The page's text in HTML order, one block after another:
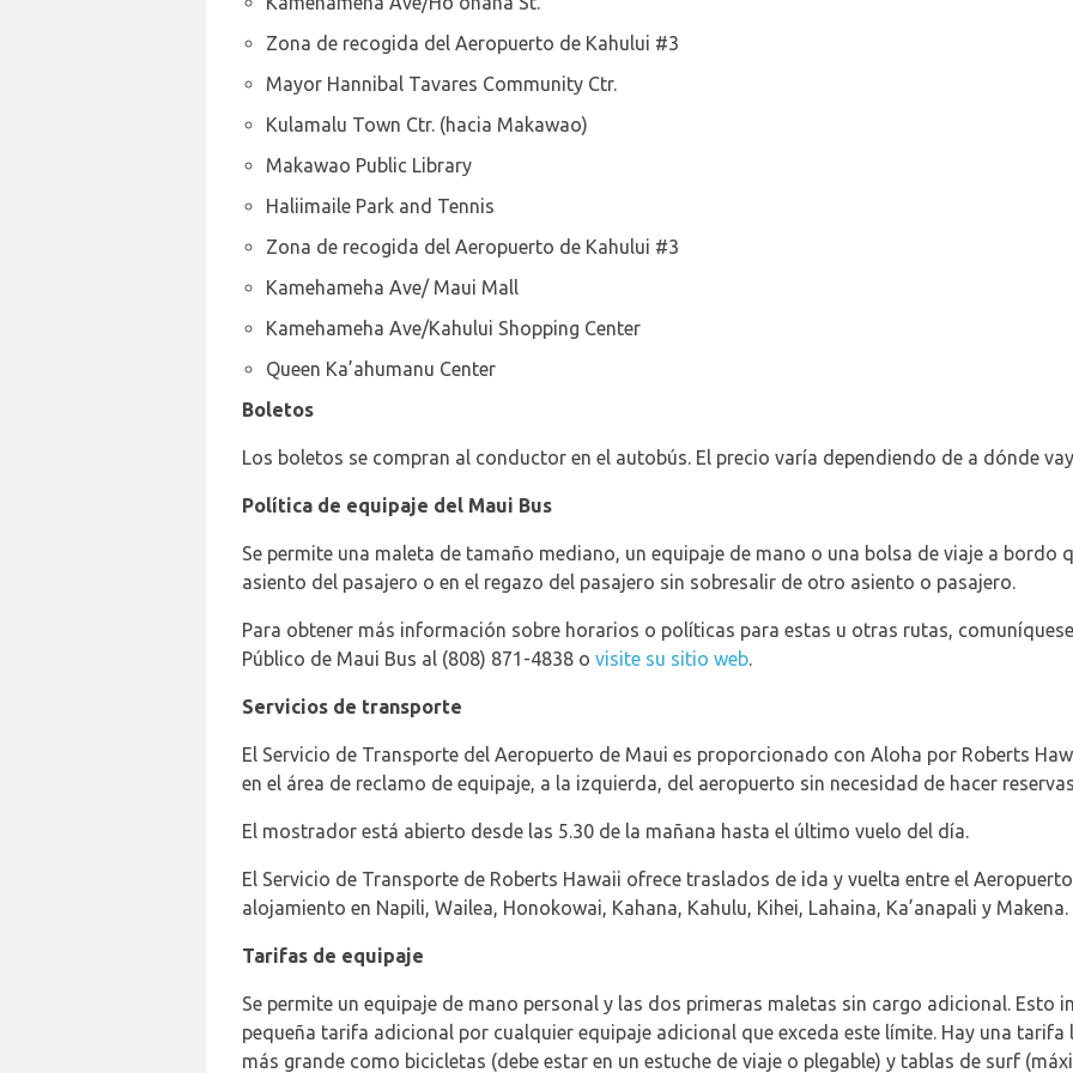
Zona de recogida del Aeropuerto de Kahului #3
Mayor Hannibal Tavares Community Ctr.
Kulamalu Town Ctr. (hacia Makawao)
Makawao Public Library
Haliimaile Park and Tennis
Zona de recogida del Aeropuerto de Kahului #3
Kamehameha Ave/ Maui Mall
Kamehameha Ave/Kahului Shopping Center
Queen Ka’ahumanu Center
Boletos
Los boletos se compran al conductor en el autobús. El precio varía dependiendo de a dónde
Política de equipaje del Maui Bus
Se permite una maleta de tamaño mediano, un equipaje de mano o una bolsa de viaje a bordo
asiento del pasajero o en el regazo del pasajero sin sobresalir de otro asiento o pasajero.
Para obtener más información sobre horarios o políticas para estas u otras rutas,
Público de Maui Bus al (808) 871-4838 o visite su sitio web.
Servicios de transporte
El Servicio de Transporte del Aeropuerto de Maui es proporcionado con Aloha por Roberts
en el área de reclamo de equipaje, a la izquierda, del aeropuerto sin necesidad de hacer
El mostrador está abierto desde las 5.30 de la mañana hasta el último vuelo del día.
El Servicio de Transporte de Roberts Hawaii ofrece traslados de ida y vuelta entre el
alojamiento en Napili, Wailea, Honokowai, Kahana, Kahulu, Kihei, Lahaina, Ka’anapali y Makena.
Tarifas de equipaje
Se permite un equipaje de mano personal y las dos primeras maletas sin cargo adicional. Esto
pequeña tarifa adicional por cualquier equipaje adicional que exceda este límite. Hay una
más grande como bicicletas (debe estar en un estuche de viaje o plegable) y tablas de surf